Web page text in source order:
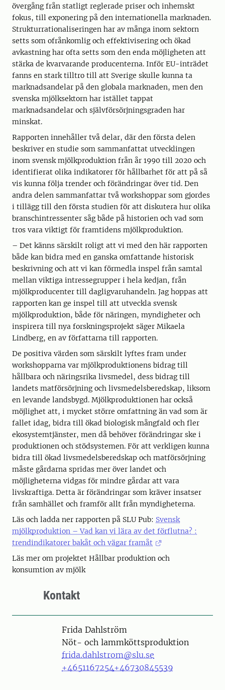
övergång från statligt reglerade priser och inhemskt
fokus, till exponering på den internationella marknaden.
Strukturrationaliseringen har av många inom sektorn
setts som ofrånkomlig och effektivisering och ökad
avkastning har ofta setts som den enda möjligheten att
stärka de kvarvarande producenterna. Inför EU-inträdet
fanns en stark tilltro till att Sverige skulle kunna ta
marknadsandelar på den globala marknaden, men den
svenska mjölksektorn har istället tappat
marknadsandelar och självförsörjningsgraden har
minskat.
Rapporten innehåller två delar, där den första delen
beskriver en studie som sammanfattat utvecklingen
inom svensk mjölkproduktion från år 1990 till 2020 och
identifierat olika indikatorer för hållbarhet för att på så
vis kunna följa trender och förändringar över tid. Den
andra delen sammanfattar två workshoppar som gjordes
i tillägg till den första studien för att diskutera hur olika
branschintressenter såg både på historien och vad som
tros vara viktigt för framtidens mjölkproduktion.
– Det känns särskilt roligt att vi med den här rapporten
både kan bidra med en ganska omfattande historisk
beskrivning och att vi kan förmedla inspel från samtal
mellan viktiga intressegrupper i hela kedjan, från
mjölkproducenter till dagligvaruhandeln. Jag hoppas att
rapporten kan ge inspel till att utveckla svensk
mjölkproduktion, både för näringen, myndigheter och
inspirera till nya forskningsprojekt säger Mikaela
Lindberg, en av författarna till rapporten.
De positiva värden som särskilt lyftes fram under
workshopparna var mjölkproduktionens bidrag till
hållbara och näringsrika livsmedel, dess bidrag till
landets matförsörjning och livsmedelsberedskap, liksom
en levande landsbygd. Mjölkproduktionen har också
möjlighet att, i mycket större omfattning än vad som är
fallet idag, bidra till ökad biologisk mångfald och fler
ekosystemtjänster, men då behöver förändringar ske i
produktionen och stödsystemen. För att verkligen kunna
bidra till ökad livsmedelsberedskap och matförsörjning
måste gårdarna spridas mer över landet och
möjligheterna vidgas för mindre gårdar att vara
livskraftiga. Detta är förändringar som kräver insatser
från samhället och framför allt från myndigheterna.
Läs och ladda ner rapporten på SLU Pub: Svensk
mjölkproduktion – Vad kan vi lära av det förflutna? :
trendindikatorer bakåt och vägar framåt
Läs mer om projektet Hållbar produktion och
konsumtion av mjölk
Kontakt
PersonFrida Dahlström
Nöt- och lammköttsproduktion
frida.dahlstrom@slu.se
+4651167254+46730845539